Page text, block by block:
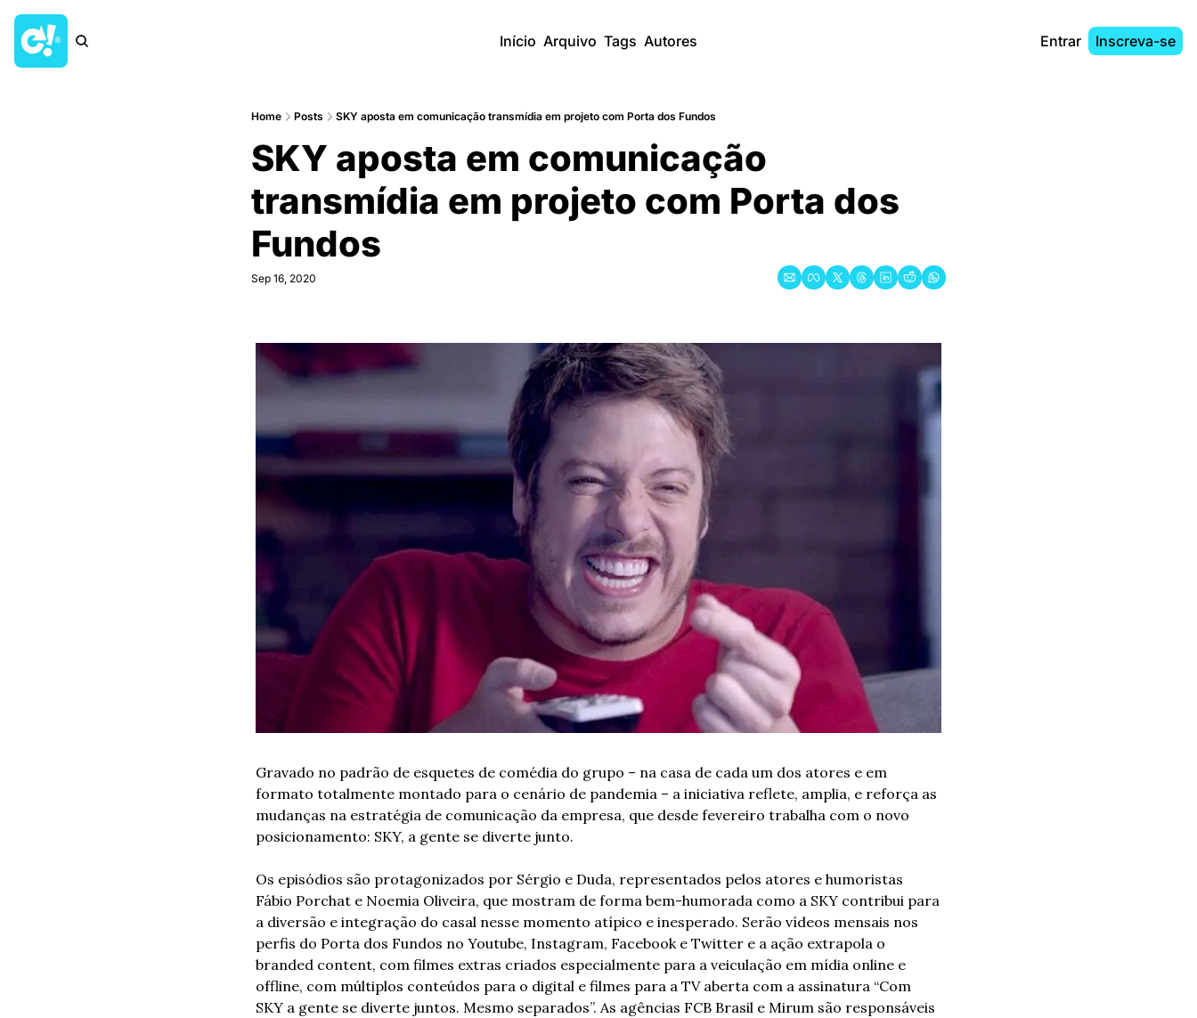
Início Arquivo Tags Autores Entrar Inscreva-se
Home Posts SKY aposta em comunicação transmídia em projeto com Porta dos Fundos
SKY aposta em comunicação
transmídia em projeto com Porta dos
Fundos
Sep 16, 2020
Gravado no padrão de esquetes de comédia do grupo – na casa de cada um dos atores e em
formato totalmente montado para o cenário de pandemia – a iniciativa reflete, amplia, e reforça as
mudanças na estratégia de comunicação da empresa, que desde fevereiro trabalha com o novo
posicionamento: SKY, a gente se diverte junto.
Os episódios são protagonizados por Sérgio e Duda, representados pelos atores e humoristas
Fábio Porchat e Noemia Oliveira, que mostram de forma bem-humorada como a SKY contribui para
a diversão e integração do casal nesse momento atípico e inesperado. Serão vídeos mensais nos
perfis do Porta dos Fundos no Youtube, Instagram, Facebook e Twitter e a ação extrapola o
branded content, com filmes extras criados especialmente para a veiculação em mídia online e
offline, com múltiplos conteúdos para o digital e filmes para a TV aberta com a assinatura “Com
SKY a gente se diverte juntos. Mesmo separados”. As agências FCB Brasil e Mirum são responsáveis